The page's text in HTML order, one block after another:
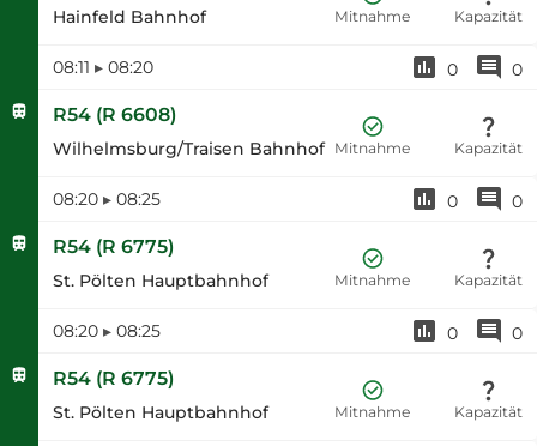
Hainfeld Bahnhof Mitnahme Kapazität
08:11 ▸ 08:20 0 0
R54 (R 6608)
Wilhelmsburg/Traisen Bahnhof Mitnahme Kapazität
08:20 ▸ 08:25 0 0
R54 (R 6775)
St. Pölten Hauptbahnhof Mitnahme Kapazität
08:20 ▸ 08:25 0 0
R54 (R 6775)
St. Pölten Hauptbahnhof Mitnahme Kapazität